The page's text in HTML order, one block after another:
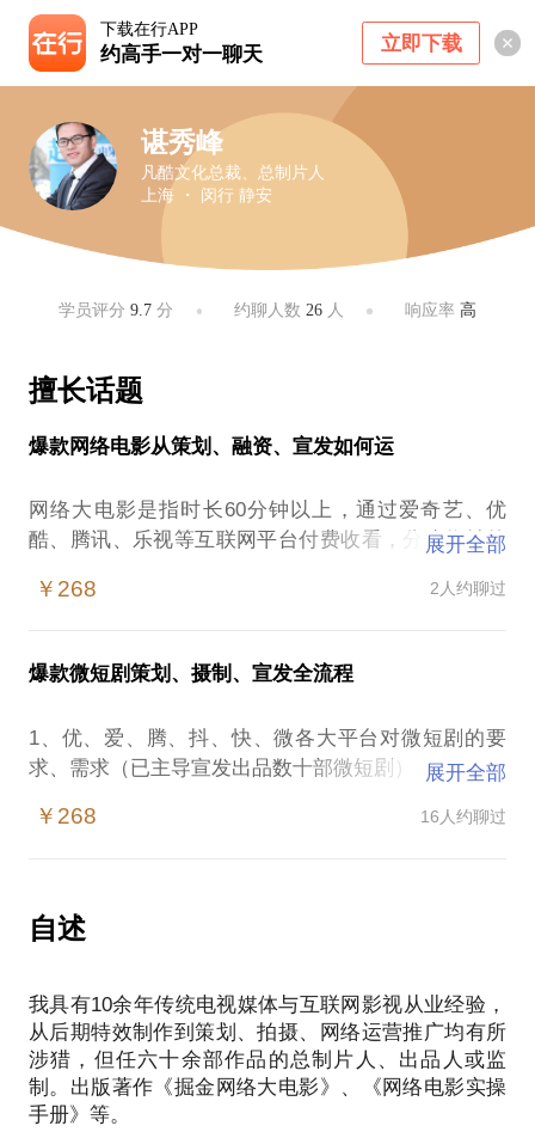
下载在行APP
约高手一对一聊天 立即下载
谌秀峰
凡酷文化总裁、总制片人
上海 ・ 闵行 静安
学员评分9.7 分 约聊人数 26人 响应率 高
擅长话题
爆款网络电影从策划、融资、宣发如何运
网络大电影是指时长60分钟以上，通过爱奇艺、优
酷、腾讯、乐视等互联网平台付费收看，分账收益的
账已超过4500万元，成为一个日渐规范和成熟的市
高的特点，倍受影视从业者和投资人喜欢、追捧。
随着付费用户增长，这一市场未来将达百亿级，单部
但当市场数量和质量达到一定门槛，很多人盲目进
入，会陷入以下误区：
还在以三五十万投资搏千万收入的方式操作网络电
有些投资人被片方华丽的项目计划书吸引；
免。
我愿意与你分享的内容包括：
全面讲解视频网站付费分成游戏规则；
如何从题材、演员主创阵容识别投资额度；
展开全部
￥268 2人约聊过
爆款微短剧策划、摄制、宣发全流程
1、优、爱、腾、抖、快、微各大平台对微短剧的要
求、需求（已主导宣发出品数十部微短剧）：
娘》、《夏小姐的先婚后爱》、《君心藏不住》等】
2、题材选择、成本控制、宣发优化：
【根据不同平台受众，挑选合适题材】
【如何优化成本，保持投资成功率】
【宣发合作，保障成功】
3、微短剧商业化前景与路径！
【项目盈利】和各平台合作付费分成
展开全部
￥268 16人约聊过
自述
我具有10余年传统电视媒体与互联网影视从业经验，
从后期特效制作到策划、拍摄、网络运营推广均有所
涉猎，但任六十余部作品的总制片人、出品人或监
制。出版著作《掘金网络大电影》、《网络电影实操
手册》等。